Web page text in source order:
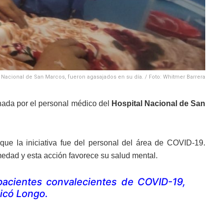
de San Marcos, fueron agasajados en su día. / Foto: Whitmer Barrera
por el personal médico del Hospital Nacional de San
la iniciativa fue del personal del área de COVID-19.
y esta acción favorece su salud mental.
convalecientes de COVID-19,
Longo.